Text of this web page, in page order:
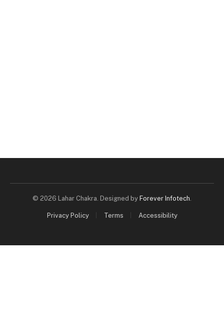
© 2026 Lahar Chakra. Designed by Forever Infotech
Privacy Policy Terms Accessibility